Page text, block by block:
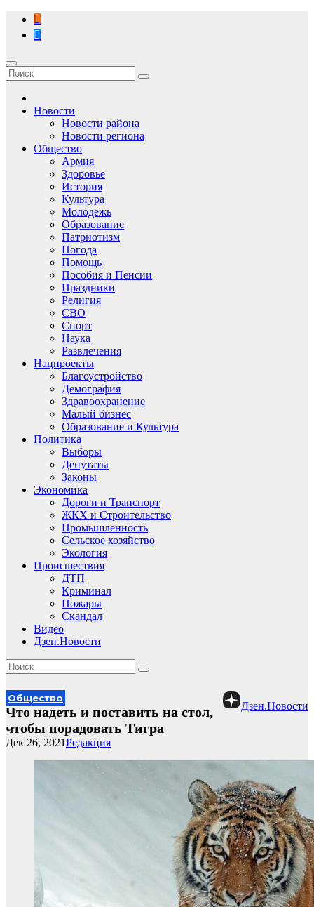
Перейти
содержимому
Новости
Новости района
Новости региона
Общество
Армия
Здоровье
История
Культура
Молодежь
Образование
Патриотизм
Погода
Помощь
Пособия и Пенсии
Праздники
Религия
СВО
Спорт
Наука
Развлечения
Нацпроекты
Благоустройство
Демография
Здравоохранение
Малый бизнес
Образование и Культура
Политика
Выборы
Депутаты
Законы
Экономика
Дороги и Транспорт
ЖКХ и Строительство
Промышленность
Сельское хозяйство
Экология
Происшествия
ДТП
Криминал
Пожары
Скандал
Видео
Дзен.Новости
Дзен.Новости
Общество
Что надеть и поставить на стол,
чтобы порадовать Тигра
Редакция
Дек 26, 2021